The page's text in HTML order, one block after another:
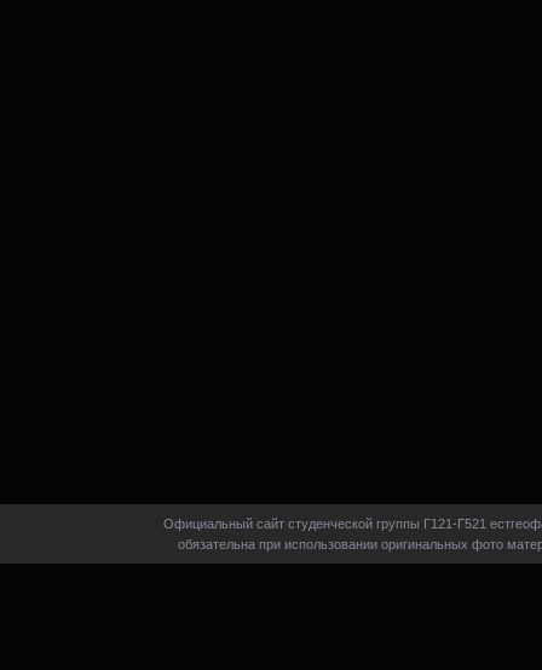
Официальный сайт студенческой группы Г121-Г521
обязательна при использовании оригинальных фото